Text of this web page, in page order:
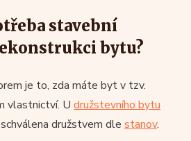
stavební
bytu?
je to, zda máte byt v tzv.
vlastnictví. U družstevního bytu
družstvem dle stanov.